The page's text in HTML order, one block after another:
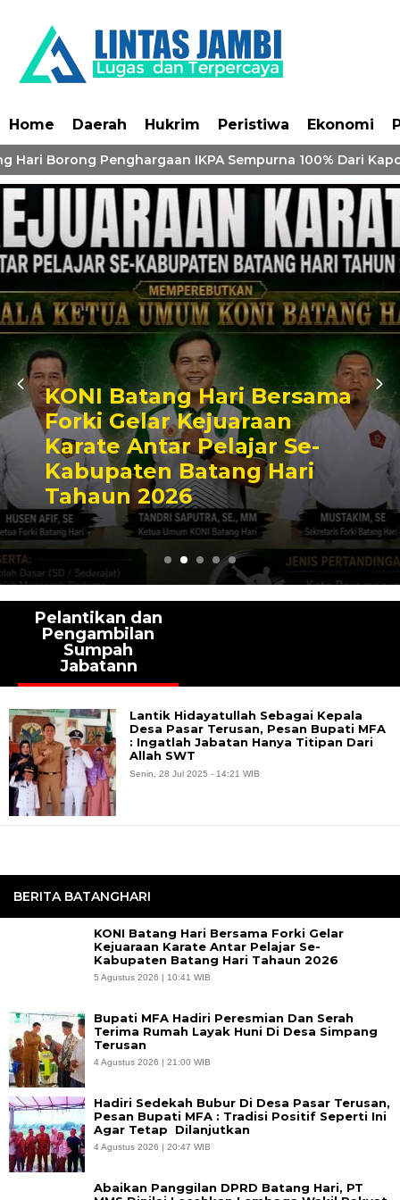
Home Daerah Hukrim Peristiwa Ekonomi
Hari Borong Penghargaan IKPA Sempurna 100% Dari
KONI Batang Hari Bersama
Forki Gelar Kejuaraan
Karate Antar Pelajar Se-
Kabupaten Batang Hari
Tahaun 2026
BERITA BATANGHARI
KONI Batang Hari Bersama Forki Gelar
Kejuaraan Karate Antar Pelajar Se-
Kabupaten Batang Hari Tahaun 2026
5 Agustus 2026 | 10:41 WIB
Bupati MFA Hadiri Peresmian Dan Serah
Terima Rumah Layak Huni Di Desa Simpang
Terusan
4 Agustus 2026 | 21:00 WIB
Hadiri Sedekah Bubur Di Desa Pasar Terusan,
Pesan Bupati MFA : Tradisi Positif Seperti Ini
Agar Tetap Dilanjutkan
4 Agustus 2026 | 20:47 WIB
Abaikan Panggilan DPRD Batang Hari, PT
Pelantikan dan
Pengambilan
Sumpah
Jabatann
Lantik Hidayatullah Sebagai Kepala
Desa Pasar Terusan, Pesan Bupati MFA
: Ingatlah Jabatan Hanya Titipan Dari
Allah SWT
Senin, 28 Jul 2025 - 14:21 WIB